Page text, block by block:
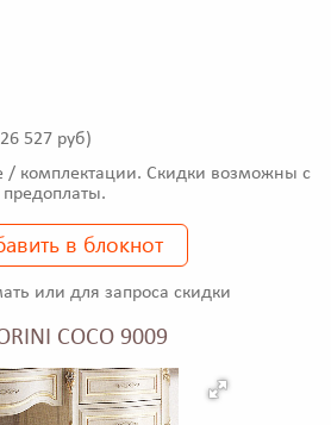
527 руб)
/ комплектации. Скидки возможны с
в блокнот
или для запроса скидки
COCO 9009